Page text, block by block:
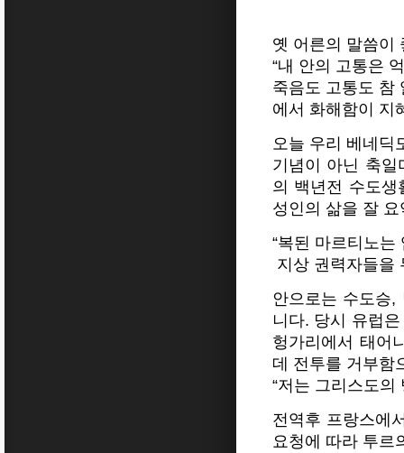
옛 어른의 말씀이
“내 안의 고통은
죽음도 고통도 참
에서 화해함이 지
오늘 우리 베네딕
기념이 아닌 축일
의 백년전 수도생
성인의 삶을 잘
“복된 마르티노
지상 권력자들을
안으로는 수도승,
니다. 당시 유럽
헝가리에서 태어
데 전투를 거부함
“저는 그리스도의
전역후 프랑스에
요청에 따라 투르